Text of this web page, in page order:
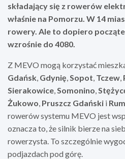
składający się z rowerów
właśnie na Pomorzu. W 14
rowery. Ale to dopiero
wzrośnie do 4080.
Z MEVO mogą korzystać
Gdańsk Gdynię Sopot Tczew
Sierakowice Somonino
Żukowo Pruszcz Gdański i
rowerów systemu MEVO jest
oznacza to, że silnik bierze na
rowerzysta. To szczególnie
podjazdach pod górę.